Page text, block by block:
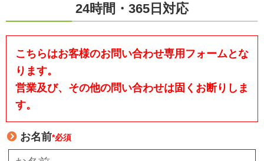
24時間・365日対応
こちらはお客様のお問い合わせ専用フォームとな
ります。
営業及び、その他の問い合わせは固くお断りしま
す。
お名前*必須